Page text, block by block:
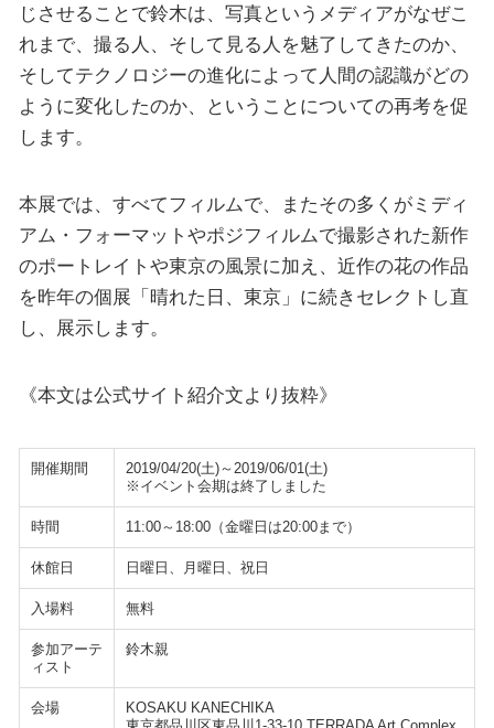
じさせることで鈴木は、写真というメディアがなぜこ
れまで、撮る人、そして見る人を魅了してきたのか、
そしてテクノロジーの進化によって人間の認識がどの
ように変化したのか、ということについての再考を促
します。
本展では、すべてフィルムで、またその多くがミディ
アム・フォーマットやポジフィルムで撮影された新作
のポートレイトや東京の風景に加え、近作の花の作品
を昨年の個展「晴れた日、東京」に続きセレクトし直
し、展示します。
《本文は公式サイト紹介文より抜粋》
開催期間
2019/04/20(土)～2019/06/01(土)
※イベント会期は終了しました
時間 11:00～18:00（金曜日は20:00まで）
休館日 日曜日、月曜日、祝日
入場料 無料
参加アーテ
ィスト
鈴木親
会場
KOSAKU KANECHIKA